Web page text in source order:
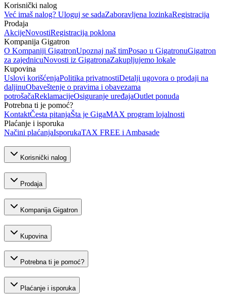
Korisnički nalog
Već imaš nalog? Uloguj se sadaZaboravljena lozinkaRegistracija
Prodaja
AkcijeNovostiRegistracija poklona
Kompanija Gigatron
O Kompaniji GigatronUpoznaj naš timPosao u GigatronuGigatron
za zajednicuNovosti iz GigatronaZakupljujemo lokale
Kupovina
Uslovi korišćenjaPolitika privatnostiDetalji ugovora o prodaji na
daljinuObaveštenje o pravima i obavezama
potrošačaReklamacijeOsiguranje uređajaOutlet ponuda
Potrebna ti je pomoć?
KontaktČesta pitanjaŠta je GigaMAX program lojalnosti
Plaćanje i isporuka
Načini plaćanjaIsporukaTAX FREE i Ambasade
Korisnički nalog
Prodaja
Kompanija Gigatron
Kupovina
Potrebna ti je pomoć?
Plaćanje i isporuka